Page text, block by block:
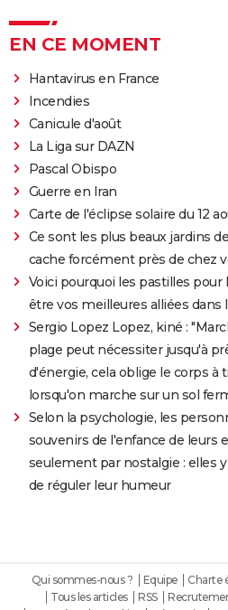
EN CE MOMENT
Hantavirus en France
Incendies
Canicule d'août
La Liga sur DAZN
Pascal Obispo
Guerre en Iran
Carte de l'éclipse solaire du 12
Ce sont les plus beaux jardins
cache forcément près de chez
Voici pourquoi les pastilles pour
être vos meilleures alliées dans
Sergio Lopez Lopez, kiné :
plage peut nécessiter jusqu'à
d'énergie, cela oblige le corps à
lorsqu'on marche sur un sol
Selon la psychologie, les
souvenirs de l'enfance de leurs
seulement par nostalgie : elles
de réguler leur humeur
Qui sommes-nous ? Equipe Charte
Tous les articles
RSS